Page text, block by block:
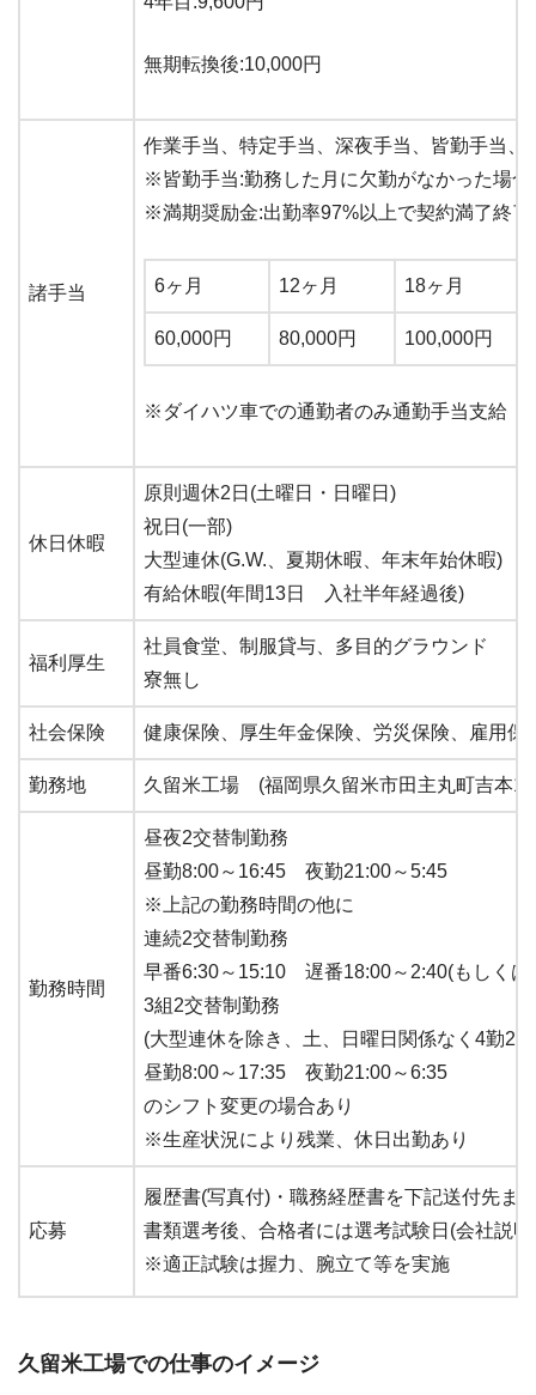
無期転換後:10,000円
諸手当
作業手当、特定手当、深夜手当、皆勤手当、
※皆勤手当:勤務した月に欠勤がなかった場
※満期奨励金:出勤率97%以上で契約満了終
6ヶ月 12ヶ月 18ヶ月
60,000円 80,000円 100,000円
※ダイハツ車での通勤者のみ通勤手当支給
休日休暇
原則週休2日(土曜日・日曜日)
祝日(一部)
大型連休(G.W.、夏期休暇、年末年始休暇)
有給休暇(年間13日 入社半年経過後)
福利厚生
社員食堂、制服貸与、多目的グラウンド
寮無し
社会保険 健康保険、厚生年金保険、労災保険、雇用保
勤務地 久留米工場 (福岡県久留米市田主丸町吉本1
勤務時間
昼夜2交替制勤務
昼勤8:00～16:45 夜勤21:00～5:45
※上記の勤務時間の他に
連続2交替制勤務
早番6:30～15:10 遅番18:00～2:40(もしくは
3組2交替制勤務
(大型連休を除き、土、日曜日関係なく4勤2
昼勤8:00～17:35 夜勤21:00～6:35
のシフト変更の場合あり
※生産状況により残業、休日出勤あり
応募
履歴書(写真付)・職務経歴書を下記送付先ま
書類選考後、合格者には選考試験日(会社説
※適正試験は握力、腕立て等を実施
久留米工場での仕事のイメージ